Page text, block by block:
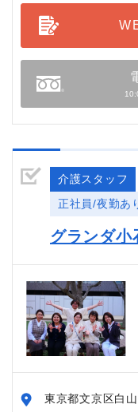
介護スタッフ
正社員/夜勤あ
グランダ小
東京都文京区白